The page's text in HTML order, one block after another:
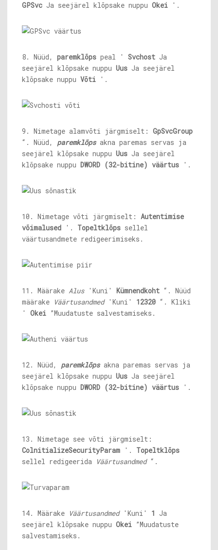
GPSvc Ja seejärel klõpsake nuppu Okei '.
8. Nüüd, paremklõps peal ' Svchost Ja
seejärel klõpsake nuppu Uus Ja seejärel
klõpsake nuppu Võti '.
9. Nimetage alamvõti järgmiselt: GpSvcGroup
“. Nüüd, paremklõps akna paremas servas ja
seejärel klõpsake nuppu Uus Ja seejärel
klõpsake nuppu DWORD (32-bitine) väärtus '.
10. Nimetage võti järgmiselt: Autentimise
võimalused '. Topeltklõps sellel
väärtusandmete redigeerimiseks.
11. Määrake Alus'Kuni' Kümnendkoht “. Nüüd
määrake Väärtusandmed'Kuni' 12320 “. Kliki
' Okei ”Muudatuste salvestamiseks.
12. Nüüd, paremklõps akna paremas servas ja
seejärel klõpsake nuppu Uus Ja seejärel
klõpsake nuppu DWORD (32-bitine) väärtus '.
13. Nimetage see võti järgmiselt:
ColnitializeSecurityParam '. Topeltklõps
sellel redigeerida Väärtusandmed“.
14. Määrake Väärtusandmed'Kuni' 1 Ja
seejärel klõpsake nuppu Okei ”Muudatuste
salvestamiseks.